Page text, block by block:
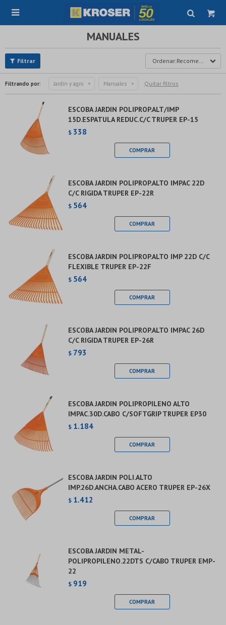

MANUALES
Recomendados
Filtrando por: Jardin y agro Manuales Quitar filtros
ESCOBA JARDIN POLIPROP.ALT/IMP
15D.ESPATULA REDUC.C/C TRUPER EP-15
$ 338
ESCOBA JARDIN POLIPROP.ALTO IMPAC 22D
C/C RIGIDA TRUPER EP-22R
$ 564
ESCOBA JARDIN POLIPROP.ALTO IMP 22D C/C
FLEXIBLE TRUPER EP-22F
$ 564
ESCOBA JARDIN POLIPROP.ALTO IMPAC 26D
C/C RIGIDA TRUPER EP-26R
$ 793
ESCOBA JARDIN POLIPROPILENO ALTO
IMPAC.30D.CABO C/SOFTGRIP TRUPER EP30
$ 1.184
ESCOBA JARDIN POLI.ALTO
IMP.26D.ANCHA.CABO ACERO TRUPER EP-26X
$ 1.412
ESCOBA JARDIN METAL-
POLIPROPILENO.22DTS C/CABO TRUPER EMP-
22
$ 919